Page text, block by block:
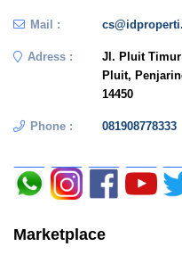
Mail :
Adress :
Jl. Pluit
Pluit,
14450
Phone : 081908778333
Marketplace